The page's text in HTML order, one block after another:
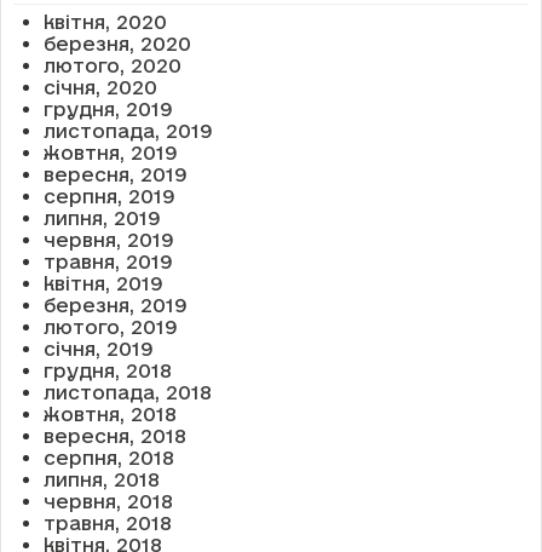
квітня, 2020
березня, 2020
лютого, 2020
січня, 2020
грудня, 2019
листопада, 2019
жовтня, 2019
вересня, 2019
серпня, 2019
липня, 2019
червня, 2019
травня, 2019
квітня, 2019
березня, 2019
лютого, 2019
січня, 2019
грудня, 2018
листопада, 2018
жовтня, 2018
вересня, 2018
серпня, 2018
липня, 2018
червня, 2018
травня, 2018
квітня, 2018